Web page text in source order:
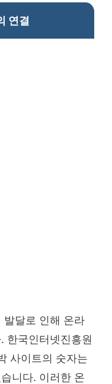
연결
발달로 인해 온라
한국인터넷진흥원
사이트의 숫자는
니다. 이러한 온